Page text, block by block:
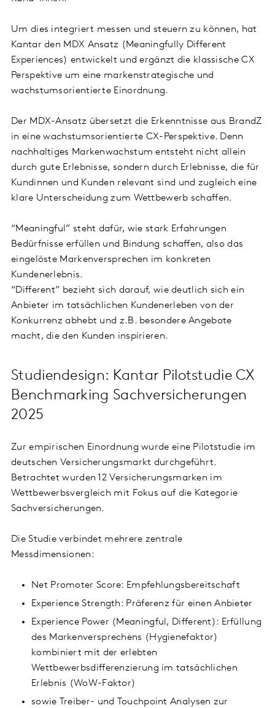
Um dies integriert messen und steuern zu können, hat
Kantar den MDX Ansatz (Meaningfully Different
Experiences) entwickelt und ergänzt die klassische CX
Perspektive um eine markenstrategische und
wachstumsorientierte Einordnung.
Der MDX-Ansatz übersetzt die Erkenntnisse aus BrandZ
in eine wachstumsorientierte CX-Perspektive. Denn
nachhaltiges Markenwachstum entsteht nicht allein
durch gute Erlebnisse, sondern durch Erlebnisse, die für
Kundinnen und Kunden relevant sind und zugleich eine
klare Unterscheidung zum Wettbewerb schaffen.
“Meaningful” steht dafür, wie stark Erfahrungen
Bedürfnisse erfüllen und Bindung schaffen, also das
eingelöste Markenversprechen im konkreten
Kundenerlebnis.
“Different” bezieht sich darauf, wie deutlich sich ein
Anbieter im tatsächlichen Kundenerleben von der
Konkurrenz abhebt und z.B. besondere Angebote
macht, die den Kunden inspirieren.
Studiendesign: Kantar Pilotstudie CX
Benchmarking Sachversicherungen
2025
Zur empirischen Einordnung wurde eine Pilotstudie im
deutschen Versicherungsmarkt durchgeführt.
Betrachtet wurden 12 Versicherungsmarken im
Wettbewerbsvergleich mit Fokus auf die Kategorie
Sachversicherungen.
Die Studie verbindet mehrere zentrale
Messdimensionen:
Net Promoter Score: Empfehlungsbereitschaft
Experience Strength: Präferenz für einen Anbieter
Experience Power (Meaningful, Different): Erfüllung
des Markenversprechens (Hygienefaktor)
kombiniert mit der erlebten
Wettbewerbsdifferenzierung im tatsächlichen
Erlebnis (WoW-Faktor)
sowie Treiber- und Touchpoint Analysen zur